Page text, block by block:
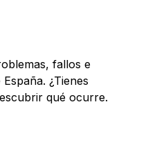
fallos e
¿Tienes
qué ocurre.